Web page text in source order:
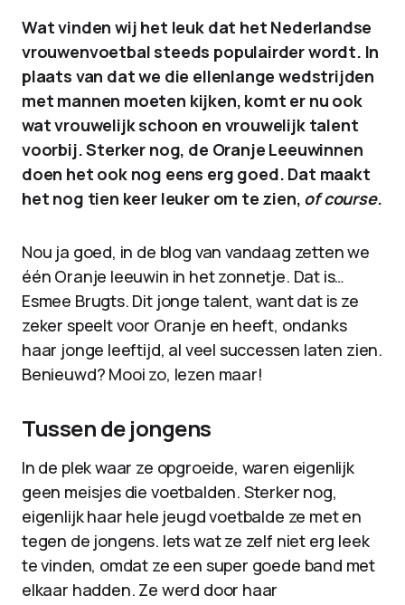
Wat vinden wij het leuk dat het Nederlandse
vrouwenvoetbal steeds populairder wordt. In
plaats van dat we die ellenlange wedstrijden
met mannen moeten kijken, komt er nu ook
wat vrouwelijk schoon en vrouwelijk talent
voorbij. Sterker nog, de Oranje Leeuwinnen
doen het ook nog eens erg goed. Dat maakt
het nog tien keer leuker om te zien, of course.
Nou ja goed, in de blog van vandaag zetten we
één Oranje leeuwin in het zonnetje. Dat is…
Esmee Brugts. Dit jonge talent, want dat is ze
zeker speelt voor Oranje en heeft, ondanks
haar jonge leeftijd, al veel successen laten zien.
Benieuwd? Mooi zo, lezen maar!
Tussen de jongens
In de plek waar ze opgroeide, waren eigenlijk
geen meisjes die voetbalden. Sterker nog,
eigenlijk haar hele jeugd voetbalde ze met en
tegen de jongens. Iets wat ze zelf niet erg leek
te vinden, omdat ze een super goede band met
elkaar hadden. Ze werd door haar